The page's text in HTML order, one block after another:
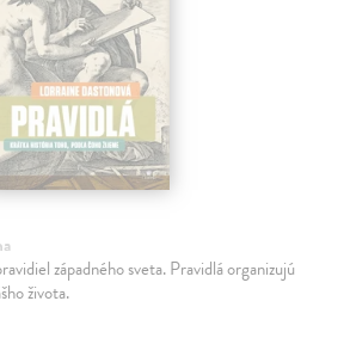
západného sveta. Pravidlá organizujú
života.